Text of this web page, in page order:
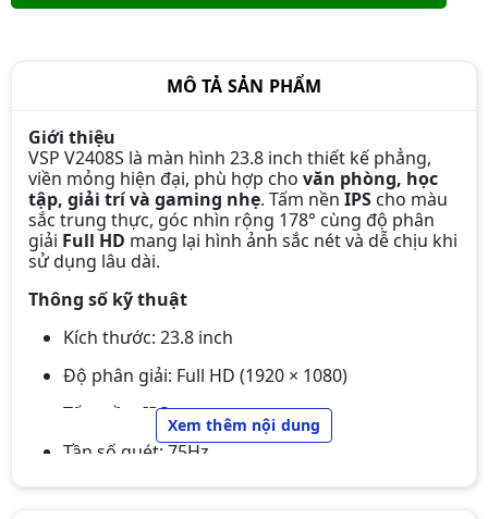
MÔ TẢ SẢN PHẨM
Giới thiệu
VSP V2408S là màn hình 23.8 inch thiết kế phẳng,
viền mỏng hiện đại, phù hợp cho văn phòng, học
tập, giải trí và gaming nhẹ. Tấm nền IPS cho màu
sắc trung thực, góc nhìn rộng 178° cùng độ phân
giải Full HD mang lại hình ảnh sắc nét và dễ chịu khi
sử dụng lâu dài.
Thông số kỹ thuật
Kích thước: 23.8 inch
Độ phân giải: Full HD (1920 × 1080)
Tấm nền: IPS
Tần số quét: 75Hz
Thời gian phản hồi: 2ms
Xem thêm nội dung
Màn hình Gaming E-DRA
EGM24F100s 24 inch FullHD 100hz
-10%